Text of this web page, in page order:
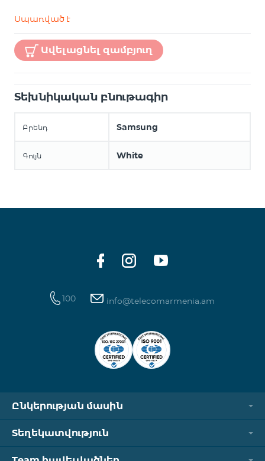
Սպառված է
Ավելացնել զամբյուղ
Տեխնիկական բնութագիր
Բրենդ Samsung
Գույն White
100 info@telecomarmenia.am
Ընկերության մասին
Տեղեկատվություն